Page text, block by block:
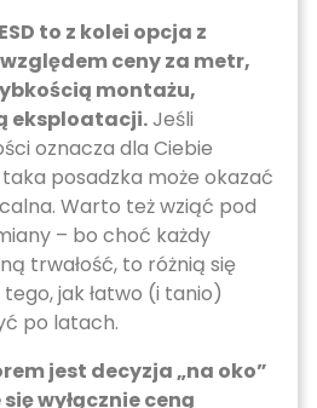
ESD to z kolei opcja z
ceny za metr,
montażu,
eksploatacji.Jeśli
oznacza dla Ciebie
posadzka może okazać
Warto też wziąć pod
– bo choć każdy
trwałość, to różnią się
jak łatwo (i tanio)
po latach.
jest decyzja „na oko”
wyłącznie ceną